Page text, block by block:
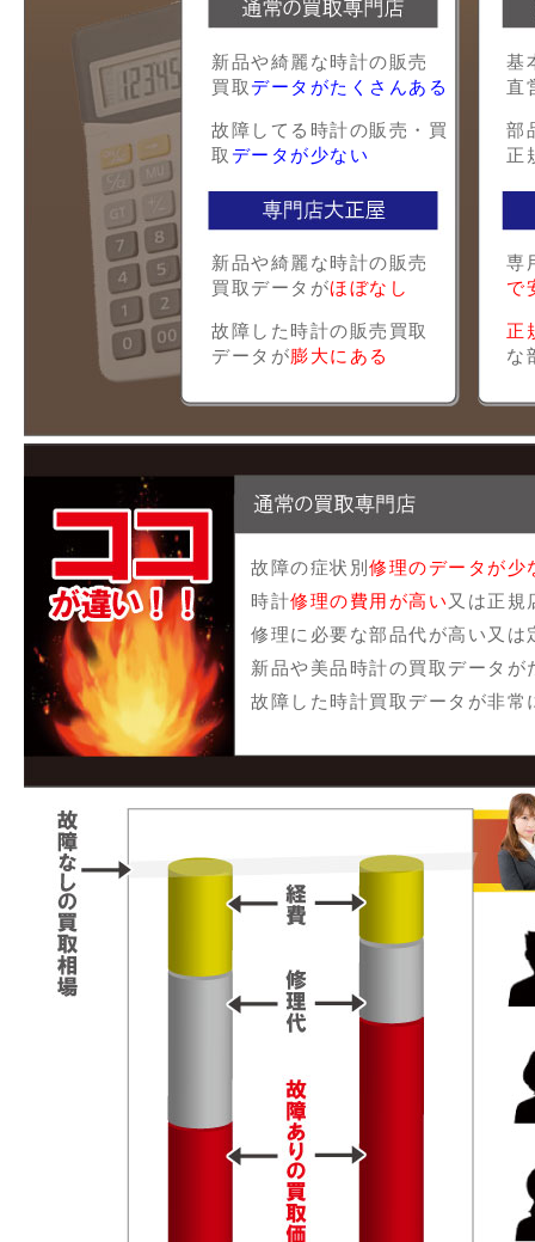
新品や綺麗な時計の販売
買取 データがたくさんある
故障してる時計の販売・買
取 データが少ない
基
直
部
正
新品や綺麗な時計の販売
買取データがほぼなし
故障した時計の販売買取
データが膨大にある
専
で
正
な
故障の症状別 修理のデータが少
時計修理の費用が高い 又は正規
修理に必要な部品代が高い又は
新品や美品時計の買取データが
故障した時計買取データが非常